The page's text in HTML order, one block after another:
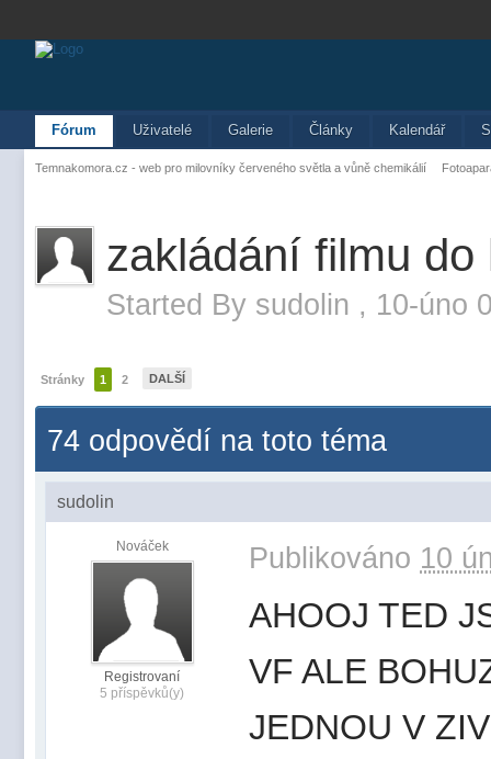
Fórum Uživatelé Galerie Články Kalendář
Temnakomora.cz - web pro milovníky červeného světla a vůně chemikálií
zakládání filmu do
Started By sudolin , 10-úno
Stránky 1 2 DALŠÍ
74 odpovědí na toto téma
sudolin
Nováček
Registrovaní
5 příspěvků(y)
Publikováno 10
AHOOJ TED
VF ALE
JEDNOU V